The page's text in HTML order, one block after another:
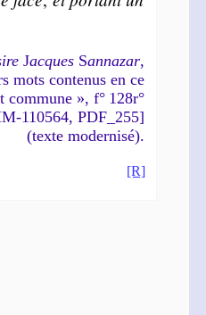
Jacques Sanna­zar,
mots conte­nus en ce
com­mune », f° 128r°
110564, PDF_255]
(texte modernisé).
[R]